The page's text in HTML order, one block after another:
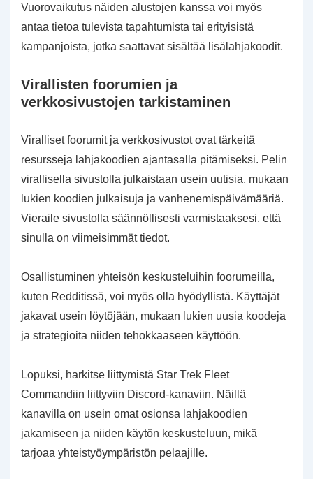
Vuorovaikutus näiden alustojen kanssa voi myös
antaa tietoa tulevista tapahtumista tai erityisistä
kampanjoista, jotka saattavat sisältää lisälahjakoodit.
Virallisten foorumien ja
verkkosivustojen tarkistaminen
Viralliset foorumit ja verkkosivustot ovat tärkeitä
resursseja lahjakoodien ajantasalla pitämiseksi. Pelin
virallisella sivustolla julkaistaan usein uutisia, mukaan
lukien koodien julkaisuja ja vanhenemispäivämääriä.
Vieraile sivustolla säännöllisesti varmistaaksesi, että
sinulla on viimeisimmät tiedot.
Osallistuminen yhteisön keskusteluihin foorumeilla,
kuten Redditissä, voi myös olla hyödyllistä. Käyttäjät
jakavat usein löytöjään, mukaan lukien uusia koodeja
ja strategioita niiden tehokkaaseen käyttöön.
Lopuksi, harkitse liittymistä Star Trek Fleet
Commandiin liittyviin Discord-kanaviin. Näillä
kanavilla on usein omat osionsa lahjakoodien
jakamiseen ja niiden käytön keskusteluun, mikä
tarjoaa yhteistyöympäristön pelaajille.